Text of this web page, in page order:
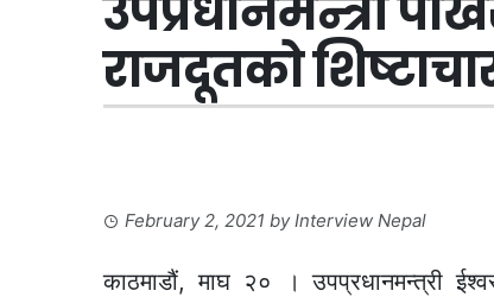
राजदूतको
February 2, 2021 byInterview Nepal
काठमाडौं, माघ २० । उपप्रधानमन्त्री